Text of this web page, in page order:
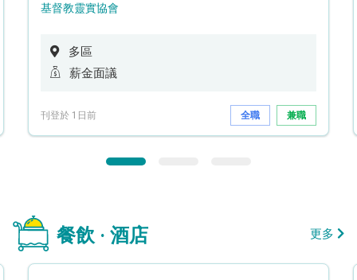
基督教靈實協會
多區
薪金面議
刊登於 1日前 全職 兼職
餐飲 · 酒店 更多